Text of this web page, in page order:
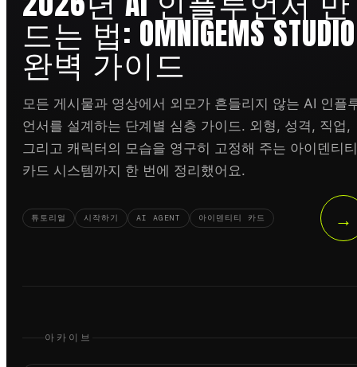
드는 법: OMNIGEMS STUDIO
완벽 가이드
모든 게시물과 영상에서 외모가 흔들리지 않는 AI 인플
언서를 설계하는 단계별 심층 가이드. 외형, 성격, 직업,
그리고 캐릭터의 모습을 영구히 고정해 주는 아이덴티티
카드 시스템까지 한 번에 정리했어요.
튜토리얼 시작하기 AI AGENT 아이덴티티 카드 →
아카이브